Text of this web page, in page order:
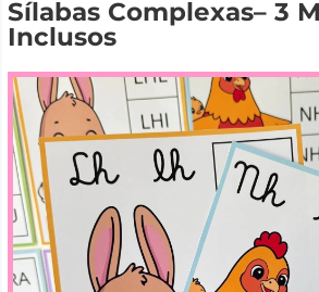
Sílabas Complexas– 3
Inclusos